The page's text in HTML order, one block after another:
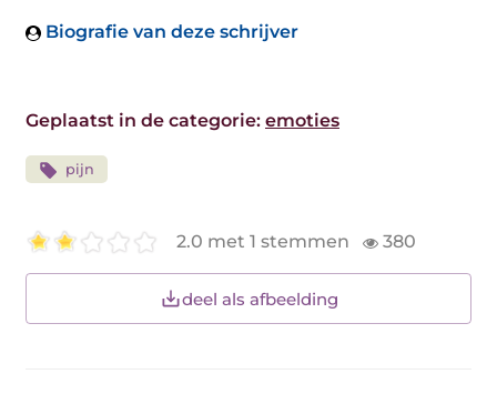
Biografie van deze schrijver
Geplaatst in de categorie: emoties
pijn
2.0 met 1 stemmen 380
deel als afbeelding